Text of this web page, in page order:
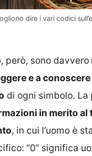
dire i vari codici
però, sono davvero
e a conoscere
di ogni simbolo. La
in merito al
, in cui l’uomo è
“0” significa